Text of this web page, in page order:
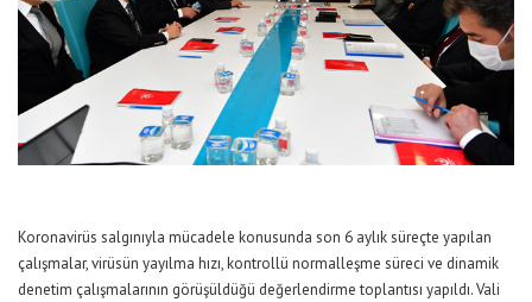
Koronavirüs salgınıyla mücadele konusunda son 6 aylık süreçte yapılan
çalışmalar, virüsün yayılma hızı, kontrollü normalleşme süreci ve dinamik
denetim çalışmalarının görüşüldüğü değerlendirme toplantısı yapıldı. Vali